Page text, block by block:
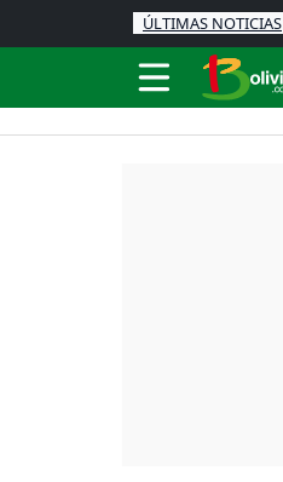
ÚLTIMAS NOTICIAS